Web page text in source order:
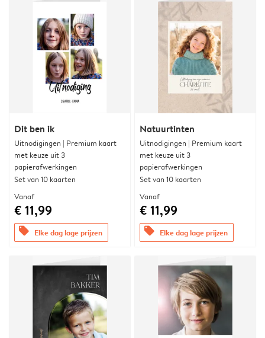
Dit ben ik
Uitnodigingen | Premium kaart
met keuze uit 3
papierafwerkingen
Set van 10 kaarten
Vanaf
€ 11,99
offers Elke dag lage prijzen
Natuurtinten
Uitnodigingen | Premium kaart
met keuze uit 3
papierafwerkingen
Set van 10 kaarten
Vanaf
€ 11,99
offers Elke dag lage prijzen